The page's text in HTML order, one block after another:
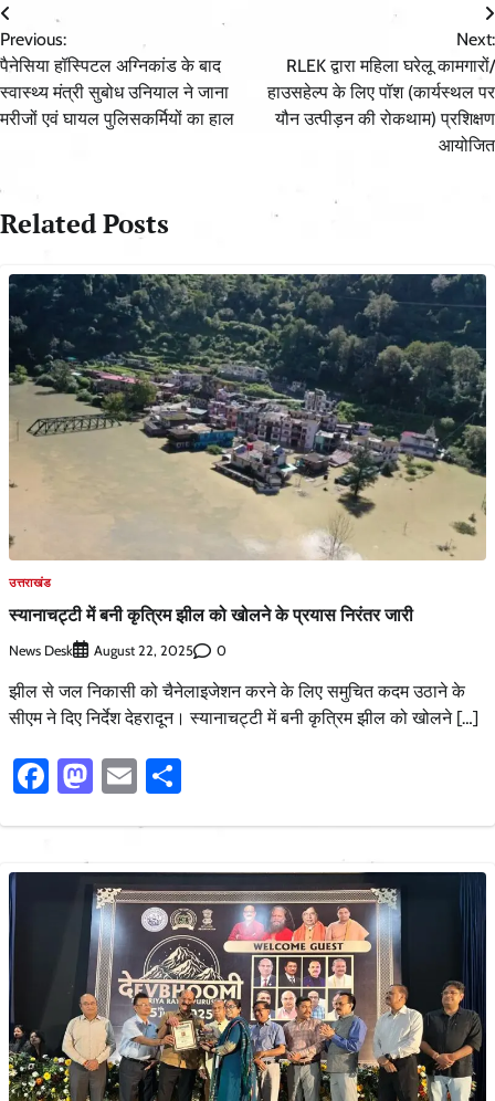
Post
navigation
Previous:
पैनेसिया हॉस्पिटल अग्निकांड के बाद
स्वास्थ्य मंत्री सुबोध उनियाल ने जाना
मरीजों एवं घायल पुलिसकर्मियों का हाल
Next:
RLEK द्वारा महिला घरेलू कामगारों/
हाउसहेल्प के लिए पॉश (कार्यस्थल पर
यौन उत्पीड़न की रोकथाम) प्रशिक्षण
आयोजित
Related Posts
उत्तराखंड
स्यानाचट्टी में बनी कृत्रिम झील को खोलने के प्रयास निरंतर जारी
News Desk August 22, 2025 0
झील से जल निकासी को चैनेलाइजेशन करने के लिए समुचित कदम उठाने के
सीएम ने दिए निर्देश देहरादून। स्यानाचट्टी में बनी कृत्रिम झील को खोलने […]
Facebook
Mastodon
Email